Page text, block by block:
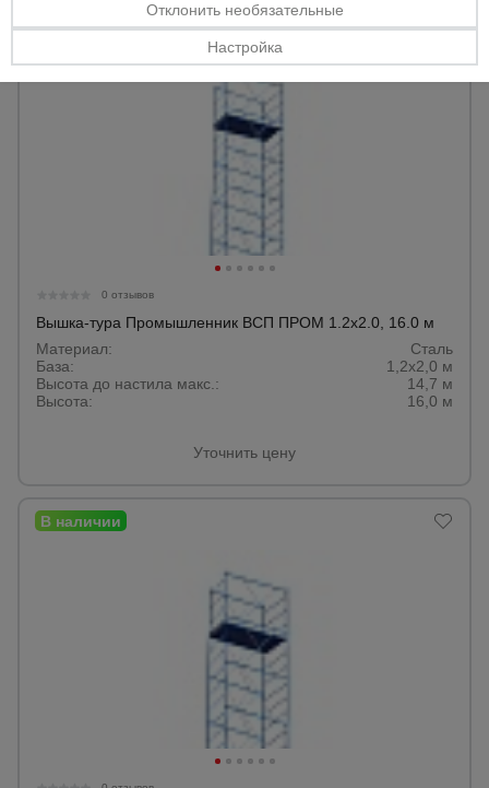
0 отзывов
Вышка-тура Промышленник ВСП ПРОМ 1.2х2.0, 16.0 м
Материал:
Сталь
База:
1,2х2,0 м
Высота до настила макс.:
14,7 м
Высота:
16,0 м
Уточнить цену
Отклонить необязательные
Настройка